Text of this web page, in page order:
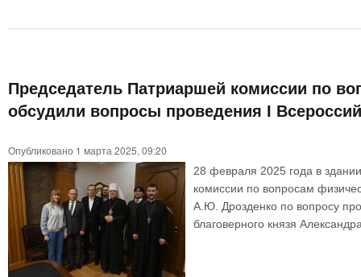
Председатель Патриаршей комиссии по
обсудили вопросы проведения I
Опубликовано 1 марта 2025, 09:20
28 февраля 2025 года в
комиссии по вопросам
А.Ю. Дрозденко по вопросу
благоверного князя